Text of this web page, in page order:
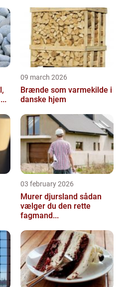
...
09 march 2026
Brænde som varmekilde i
danske hjem
03 february 2026
Murer djursland sådan
vælger du den rette
fagmand...